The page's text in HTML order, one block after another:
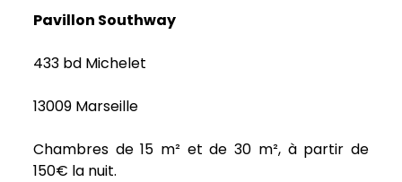
Pavillon Southway
433 bd Michelet
13009 Marseille
Chambres de 15 m² et de 30 m², à partir de
150€ la nuit.